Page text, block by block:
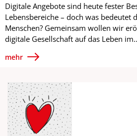
Digitale Angebote sind heute fester
Lebensbereiche – doch was bedeutet
Menschen? Gemeinsam wollen wir
digitale Gesellschaft auf das Leben
mehr